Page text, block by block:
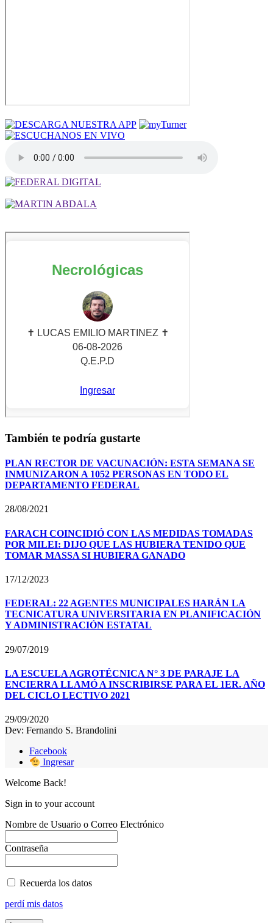
También te podría gustarte
PLAN RECTOR DE VACUNACIÓN: ESTA SEMANA SE
INMUNIZARON A 1052 PERSONAS EN TODO EL
DEPARTAMENTO FEDERAL
28/08/2021
FARACH COINCIDIÓ CON LAS MEDIDAS TOMADAS
POR MILEI: DIJO QUE LAS HUBIERA TENIDO QUE
TOMAR MASSA SI HUBIERA GANADO
17/12/2023
FEDERAL: 22 AGENTES MUNICIPALES HARÁN LA
TECNICATURA UNIVERSITARIA EN PLANIFICACIÓN
Y ADMINISTRACIÓN ESTATAL
29/07/2019
LA ESCUELA AGROTÉCNICA N° 3 DE PARAJE LA
ENCIERRA LLAMÓ A INSCRIBIRSE PARA EL 1ER. AÑO
DEL CICLO LECTIVO 2021
29/09/2020
Dev: Fernando S. Brandolini
Facebook
Ingresar
Welcome Back!
Sign in to your account
Nombre de Usuario o Correo Electrónico
Contraseña
Recuerda los datos
perdí mis datos